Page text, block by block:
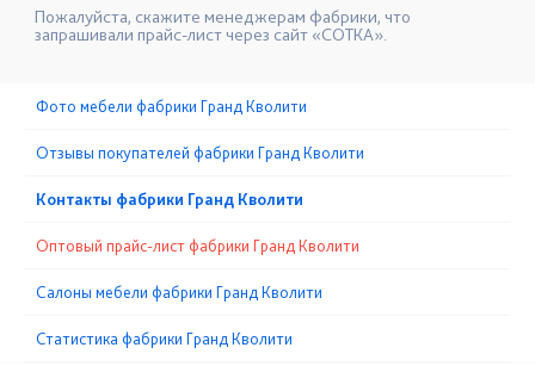
Пожалуйста, скажите менеджерам фабрики, что
запрашивали прайс-лист через сайт «СОТКА».
Фото мебели фабрики Гранд Кволити
Отзывы покупателей фабрики Гранд Кволити
Контакты фабрики Гранд Кволити
Оптовый прайс-лист фабрики Гранд Кволити
Cалоны мебели фабрики Гранд Кволити
Статистика фабрики Гранд Кволити